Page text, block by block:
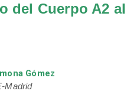
del Cuerpo A2 al
Gómez
Madrid